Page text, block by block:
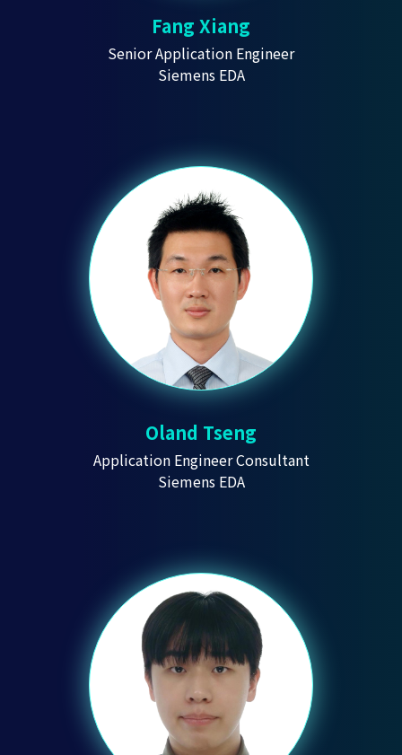
Fang Xiang
Senior Application Engineer
Siemens EDA
Oland Tseng
Application Engineer Consultant
Siemens EDA